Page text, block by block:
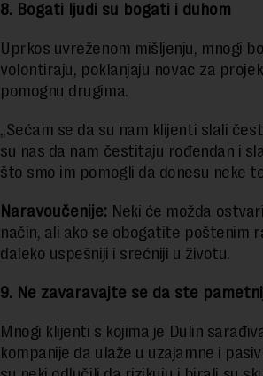
8. Bogati ljudi su bogati i duhom
Uprkos uvreženom mišljenju, mnogi
volontiraju, poklanjaju novac za
pomognu drugima.
„Sećam se da su nam klijenti slali
su nas da nam čestitaju rođendan i
što smo im pomogli da donesu neke
Naravoučenije: Neki će možda
način, ali ako se obogatite poštenim
daleko uspešniji i srećniji u životu.
9. Ne zavaravajte se da ste
Mnogi klijenti s kojima je Dulin
kompanije da ulaže u uzajamne i